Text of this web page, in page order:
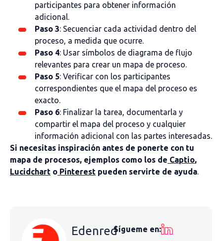
participantes para obtener información
adicional.
Paso 3: Secuenciar cada actividad dentro del
proceso, a medida que ocurre.
Paso 4: Usar símbolos de diagrama de flujo
relevantes para crear un mapa de proceso.
Paso 5: Verificar con los participantes
correspondientes que el mapa del proceso es
exacto.
Paso 6: Finalizar la tarea, documentarla y
compartir el mapa del proceso y cualquier
información adicional con las partes interesadas.
Si necesitas inspiración antes de ponerte con tu
mapa de procesos, ejemplos como los de Captio,
Lucidchart o Pinterest pueden servirte de ayuda.
EdenredSígueme en: